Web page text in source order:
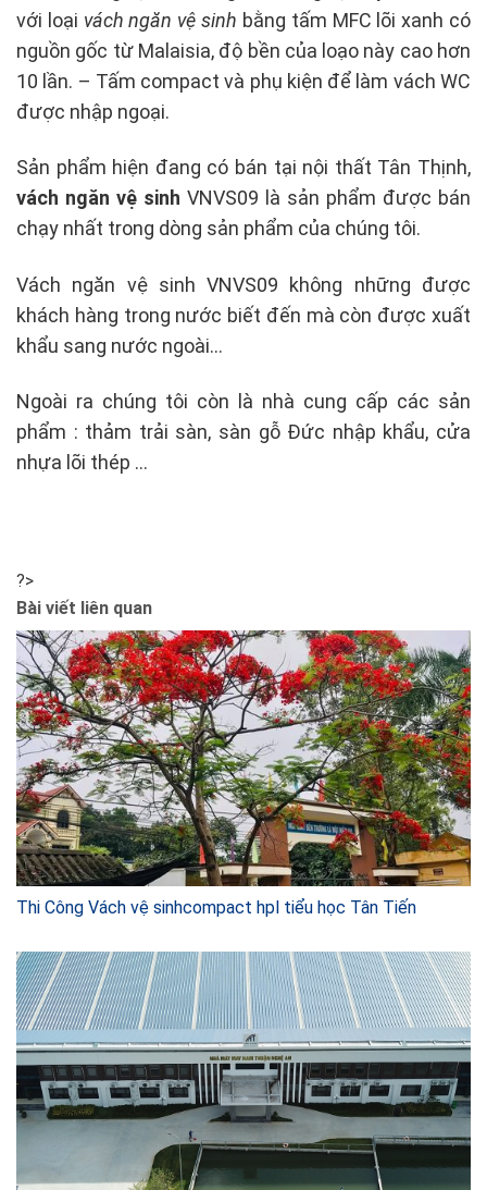
với loại vách ngăn vệ sinh bằng tấm MFC lõi xanh có
nguồn gốc từ Malaisia, độ bền của loạo này cao hơn
10 lần. – Tấm compact và phụ kiện để làm vách WC
được nhập ngoại.
Sản phẩm hiện đang có bán tại nội thất Tân Thịnh,
vách ngăn vệ sinh VNVS09 là sản phẩm được bán
chạy nhất trong dòng sản phẩm của chúng tôi.
Vách ngăn vệ sinh VNVS09 không những được
khách hàng trong nước biết đến mà còn được xuất
khẩu sang nước ngoài…
Ngoài ra chúng tôi còn là nhà cung cấp các sản
phẩm : thảm trải sàn, sàn gỗ Đức nhập khẩu, cửa
nhựa lõi thép …
?>
Bài viết liên quan
Thi Công Vách vệ sinhcompact hpl tiểu học Tân Tiến